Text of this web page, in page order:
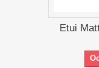
Etui